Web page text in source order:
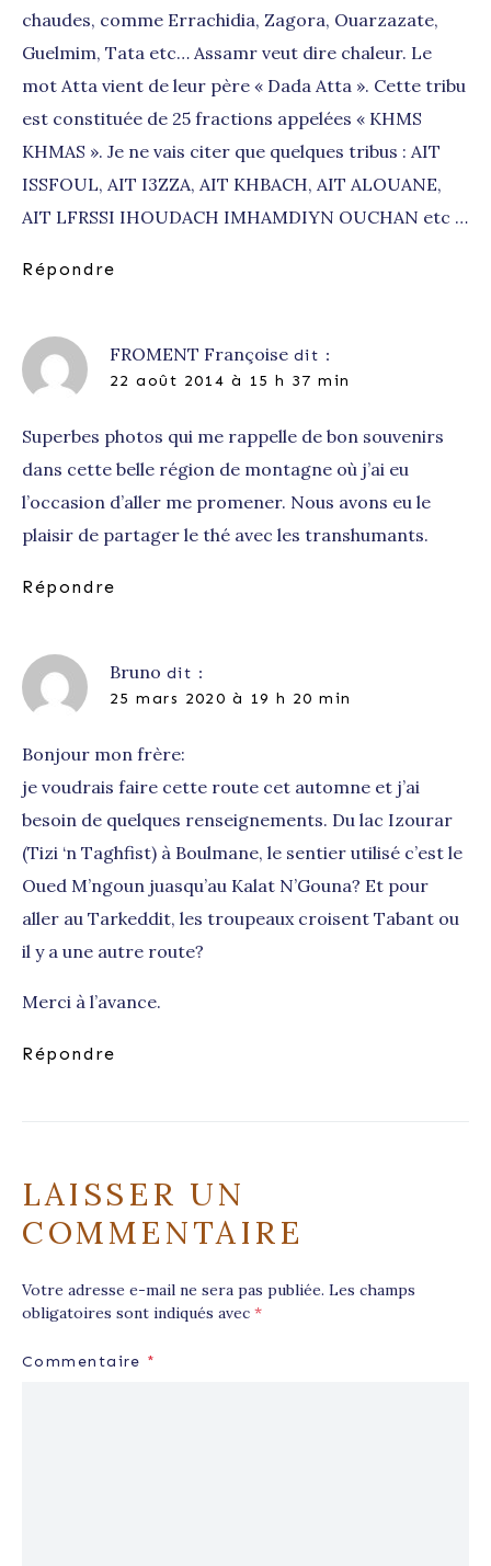
chaudes, comme Errachidia, Zagora, Ouarzazate,
Guelmim, Tata etc… Assamr veut dire chaleur. Le
mot Atta vient de leur père « Dada Atta ». Cette tribu
est constituée de 25 fractions appelées « KHMS
KHMAS ». Je ne vais citer que quelques tribus : AIT
ISSFOUL, AIT I3ZZA, AIT KHBACH, AIT ALOUANE,
AIT LFRSSI IHOUDACH IMHAMDIYN OUCHAN etc …
Répondre
FROMENT Françoise dit :
22 août 2014 à 15 h 37 min
Superbes photos qui me rappelle de bon souvenirs
dans cette belle région de montagne où j’ai eu
l’occasion d’aller me promener. Nous avons eu le
plaisir de partager le thé avec les transhumants.
Répondre
Bruno dit :
25 mars 2020 à 19 h 20 min
Bonjour mon frère:
je voudrais faire cette route cet automne et j’ai
besoin de quelques renseignements. Du lac Izourar
(Tizi ‘n Taghfist) à Boulmane, le sentier utilisé c’est le
Oued M’ngoun juasqu’au Kalat N’Gouna? Et pour
aller au Tarkeddit, les troupeaux croisent Tabant ou
il y a une autre route?
Merci à l’avance.
Répondre
LAISSER UN
COMMENTAIRE
Votre adresse e-mail ne sera pas publiée. Les champs
obligatoires sont indiqués avec *
Commentaire *